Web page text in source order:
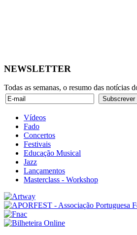
NEWSLETTER
Todas as semanas, o resumo das notícias
Vídeos
Fado
Concertos
Festivais
Educação Musical
Jazz
Lançamentos
Masterclass - Workshop